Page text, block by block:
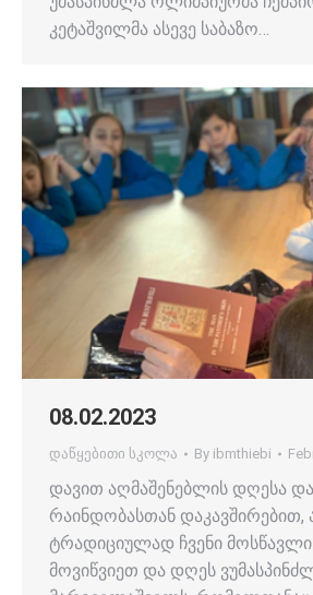
კეტაშვილმა ასევე საბაზო…
08.02.2023
დაწყებითი სკოლა By ibmthiebi
დავით აღმაშენებლის დღესა და
რაინდობასთან დაკავშირებით,
ტრადიციულად ჩვენი
მოვიწვიეთ და დღეს